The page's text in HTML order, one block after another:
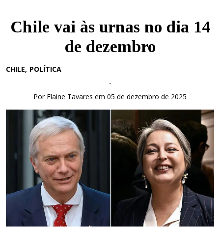
Chile vai às urnas no dia 14
de dezembro
CHILE POLÍTICA
-
Por Elaine Tavares em 05 de dezembro de 2025